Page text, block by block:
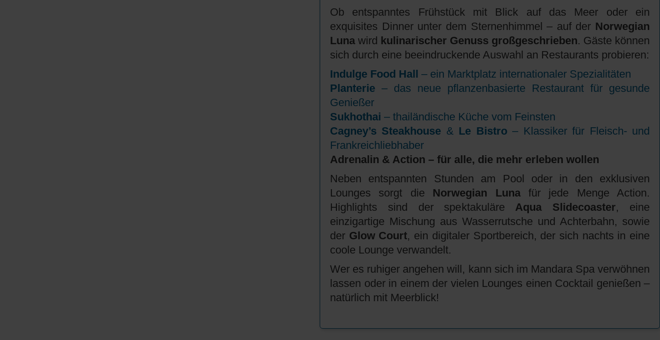
Ob entspanntes Frühstück mit Blick auf das Meer oder ein
exquisites Dinner unter dem Sternenhimmel – auf der Norwegian
Luna wird kulinarischer Genuss großgeschrieben. Gäste können
sich durch eine beeindruckende Auswahl an Restaurants probieren:
Indulge Food Hall – ein Marktplatz internationaler Spezialitäten
Planterie – das neue pflanzenbasierte Restaurant für gesunde
Genießer
Sukhothai – thailändische Küche vom Feinsten
Cagney’s Steakhouse & Le Bistro– Klassiker für Fleisch- und
Frankreichliebhaber
Adrenalin & Action – für alle, die mehr erleben wollen
Neben entspannten Stunden am Pool oder in den exklusiven
Lounges sorgt die Norwegian Lunafür jede Menge Action.
Highlights sind der spektakuläre Aqua Slidecoaster, eine
einzigartige Mischung aus Wasserrutsche und Achterbahn, sowie
der Glow Court, ein digitaler Sportbereich, der sich nachts in eine
coole Lounge verwandelt.
Wer es ruhiger angehen will, kann sich im Mandara Spa verwöhnen
lassen oder in einem der vielen Lounges einen Cocktail genießen –
natürlich mit Meerblick!